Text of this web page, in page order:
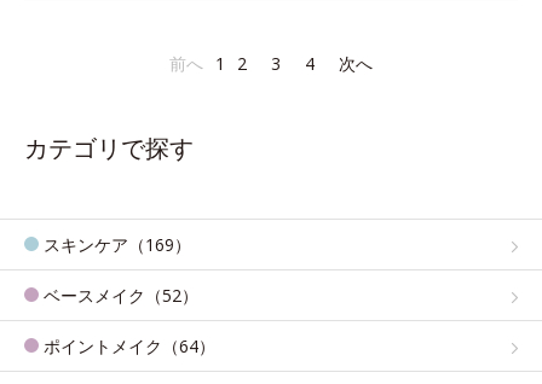
前へ 1 2 3 4 次へ
カテゴリで探す
スキンケア（169）
ベースメイク（52）
ポイントメイク（64）